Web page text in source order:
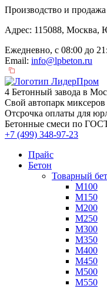
Производство и
Адрес: 115088, Москва,
Ежедневно, с 08:00 до
Email: info@lpbeton.ru
4 Бетонный завода в
Свой автопарк
Отсрочка оплаты для
Бетонные смеси по
+7 (499) 348-97-23
Прайс
Бетон
Товарный
М100
М150
М200
М250
М300
М350
М400
М450
М500
М550